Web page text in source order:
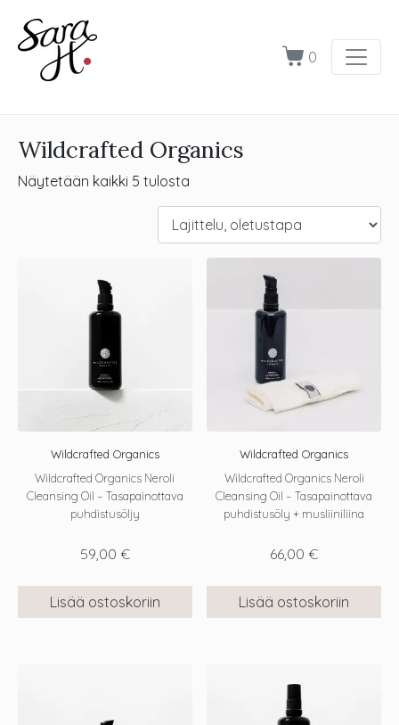
0
Wildcrafted Organics
Näytetään kaikki 5 tulosta
Wildcrafted Organics
Wildcrafted Organics Neroli
Cleansing Oil – Tasapainottava
puhdistusöljy
59,00 €
Lisää ostoskoriin
Wildcrafted Organics
Wildcrafted Organics Neroli
Cleansing Oil – Tasapainottava
puhdistusöly + musliiniliina
66,00 €
Lisää ostoskoriin